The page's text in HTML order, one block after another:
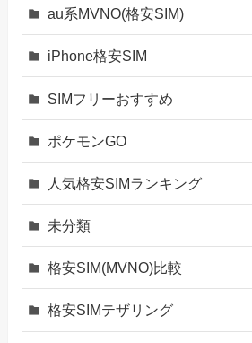
au系MVNO(格安SIM)
iPhone格安SIM
SIMフリーおすすめ
ポケモンGO
人気格安SIMランキング
未分類
格安SIM(MVNO)比較
格安SIMテザリング